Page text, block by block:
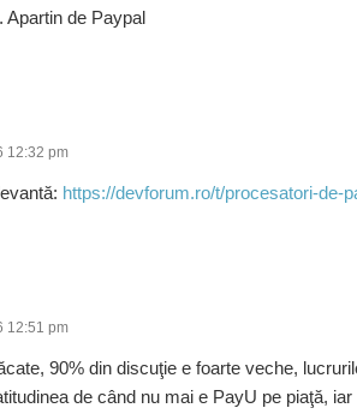
Apartin de Paypal
12:32 pm
https://devforum.ro/t/procesatori-de-
12:51 pm
90% din discuţie e foarte veche,
de când nu mai e PayU pe piaţă,